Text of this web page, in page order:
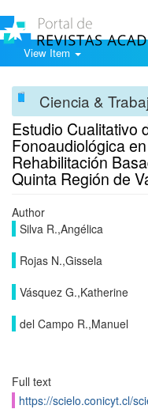
View Item
Ciencia &
Estudio Cualitativo
Fonoaudiológica
Rehabilitación
Quinta Región de
Author
Silva R.,Angélica
Rojas N.,Gissela
Vásquez G.,Katherine
del Campo R.,Manuel
Full text
https://scielo.conicyt.cl/